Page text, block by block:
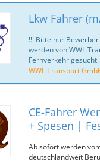
Lkw Fahrer
!!! Bitte nur Bewerber
werden von WWL
Fernverkehr gesucht.
WWL Transport
CE-Fahrer
+ Spesen |
Ab sofort werden
deutschlandweit